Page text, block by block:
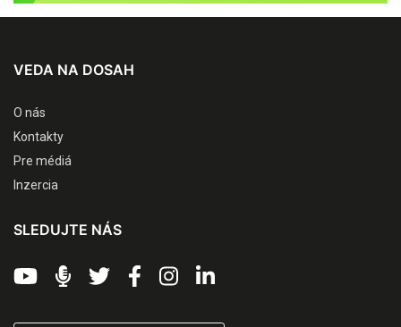
VEDA NA DOSAH
O nás
Kontakty
Pre médiá
Inzercia
SLEDUJTE NÁS